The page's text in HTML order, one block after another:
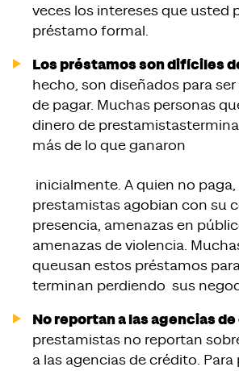
veces los intereses que usted
préstamo formal.
Los préstamos son difíciles
hecho, son diseñados para
de pagar. Muchas personas
dinero de
más de lo que ganaron
inicialmente. A quien no paga,
prestamistas agobian con su
presencia, amenazas en
amenazas de violencia.
queusan estos préstamos
terminan perdiendo sus
No reportan a las agencias
prestamistas no reportan
a las agencias de crédito. Para